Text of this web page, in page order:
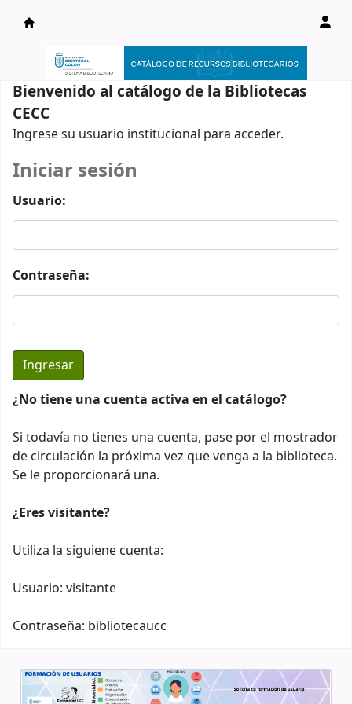
Catálogo en línea
Bienvenido al catálogo de la Bibliotecas
CECC
Ingrese su usuario institucional para acceder.
Iniciar sesión
Usuario:
Contraseña:
¿No tiene una cuenta activa en el catálogo?
Si todavía no tienes una cuenta, pase por el mostrador
de circulación la próxima vez que venga a la biblioteca.
Se le proporcionará una.
¿Eres visitante?
Utiliza la siguiene cuenta:
Usuario: visitante
Contraseña: bibliotecaucc